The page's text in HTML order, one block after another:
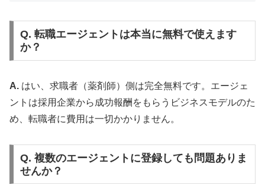
Q. 転職エージェントは本当に無料で使えます
か？
A. はい、求職者（薬剤師）側は完全無料です。エージェ
ントは採用企業から成功報酬をもらうビジネスモデルのた
め、転職者に費用は一切かかりません。
Q. 複数のエージェントに登録しても問題ありま
せんか？